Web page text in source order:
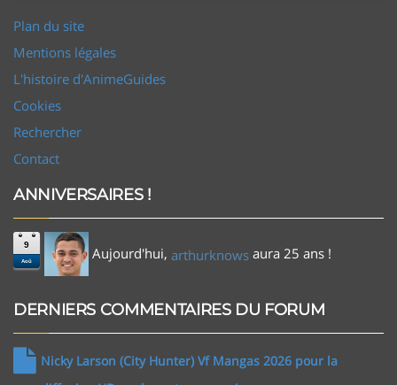
Plan du site
Mentions légales
L'histoire d'AnimeGuides
Cookies
Rechercher
Contact
ANNIVERSAIRES !
9
Aoû Aujourd'hui, arthurknows aura 25 ans !
DERNIERS COMMENTAIRES DU FORUM
Nicky Larson (City Hunter) Vf Mangas 2026 pour la